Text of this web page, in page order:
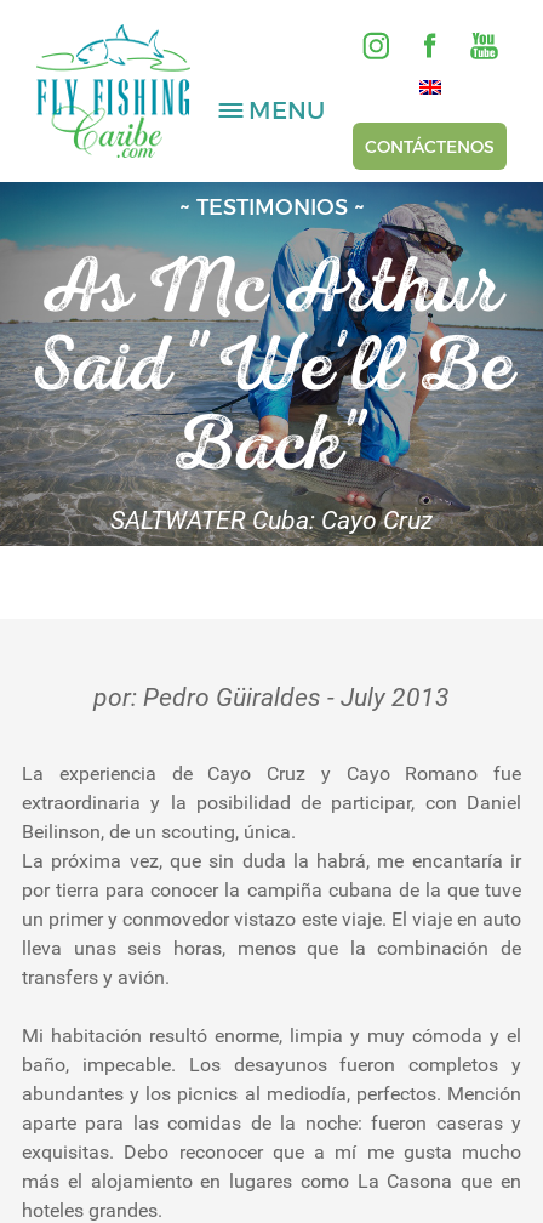
MENU
AGUA SALADA
AGUA DULCE
HOSTED TRIPS
Videos
Galería
Reportes
Nosotros
CONTÁCTENOS
~ TESTIMONIOS ~
As Mc Arthur
Said "We'll Be
Back"
SALTWATER Cuba: Cayo Cruz
por: Pedro Güiraldes - July 2013
La experiencia de Cayo Cruz y Cayo Romano fue
extraordinaria y la posibilidad de participar, con Daniel
Beilinson, de un scouting, única.
La próxima vez, que sin duda la habrá, me encantaría ir
por tierra para conocer la campiña cubana de la que tuve
un primer y conmovedor vistazo este viaje. El viaje en auto
lleva unas seis horas, menos que la combinación de
transfers y avión.
Mi habitación resultó enorme, limpia y muy cómoda y el
baño, impecable. Los desayunos fueron completos y
abundantes y los picnics al mediodía, perfectos. Mención
aparte para las comidas de la noche: fueron caseras y
exquisitas. Debo reconocer que a mí me gusta mucho
más el alojamiento en lugares como La Casona que en
hoteles grandes.